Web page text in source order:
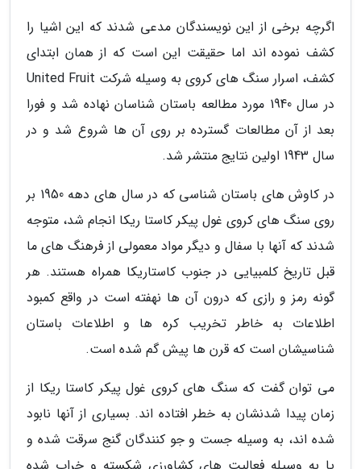
اگرچه برخی از این نویسندگان مدعی شدند که این اشیا را
کشف نموده اند اما حقیقت این است که از همان ابتدای
کشف، اسرار سنگ های کروی به وسیله شرکت United Fruit
در سال 1940 مورد مطالعه باستان شناسان نهاده شد و فورا
بعد از آن مطالعات گسترده بر روی آن ها شروع شد و در
سال 1943 اولین نتایج منتشر شد.
در کاوش های باستان شناسی که در سال های دهه 1950 بر
روی سنگ های کروی غول پیکر کاستا ریکا انجام شد، متوجه
شدند که آنها با سفال و دیگر مواد معمولی از فرهنگ های ما
قبل تاریخ کلمبیایی در جنوب کاستاریکا همراه هستند. هر
گونه رمز و رازی که درون آن ها نهفته است در واقع کمبود
اطلاعات به خاطر تخریب کره ها و اطلاعات باستان
شناسیشان است که قرن ها پیش گم شده است.
می توان گفت که سنگ های کروی غول پیکر کاستا ریکا از
زمان پیدا شدنشان به خطر افتاده اند. بسیاری از آنها نابود
شده اند، به وسیله جست و جو کنندگان گنج سرقت شده و